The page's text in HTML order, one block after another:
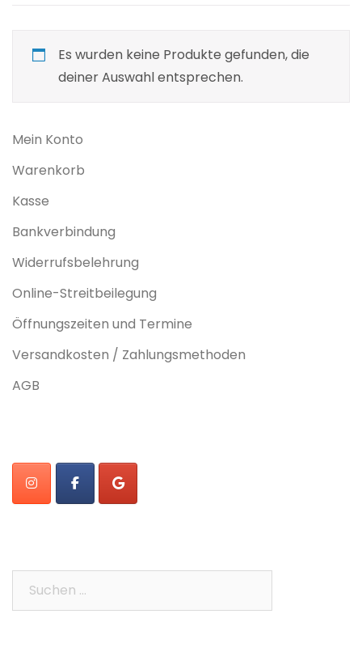
Es wurden keine Produkte gefunden, die
deiner Auswahl entsprechen.
Mein Konto
Warenkorb
Kasse
Bankverbindung
Widerrufsbelehrung
Online-Streitbeilegung
Öffnungszeiten und Termine
Versandkosten / Zahlungsmethoden
AGB
Suchen